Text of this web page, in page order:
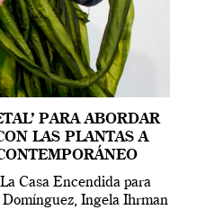
PARA ABORDAR
LAS PLANTAS A
Casa Encendida para
Ingela Ihrman